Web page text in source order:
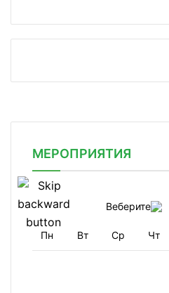
МЕРОПРИЯТИЯ
Веберите
Пн Вт Ср Чт